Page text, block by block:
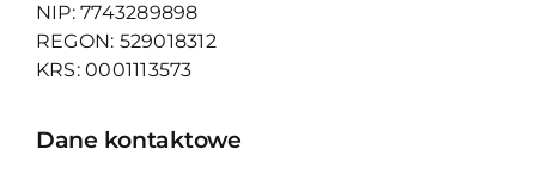
NIP: 7743289898
REGON: 529018312
KRS: 0001113573
Dane kontaktowe